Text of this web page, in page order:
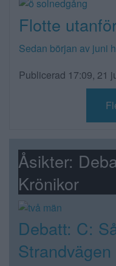
Flotte
Sedan början av juni
Publicerad 17:09, 21
Åsikter:
Krönikor
Debatt: C: